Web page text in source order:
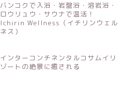
バンコクで入浴・岩盤浴・溶岩浴・
ロウリュウ・サウナで温活！
Ichirin Wellness（イチリンウェル
ネス）
インターコンチネンタルコサムイリ
ゾートの絶景に癒される